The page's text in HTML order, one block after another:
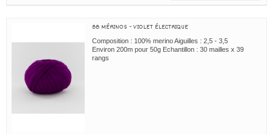
BB MÉRINOS - VIOLET ÉLECTRIQUE
Composition : 100% merino Aiguilles : 2,5 - 3,5
Environ 200m pour 50g Echantillon : 30 mailles x 39
rangs